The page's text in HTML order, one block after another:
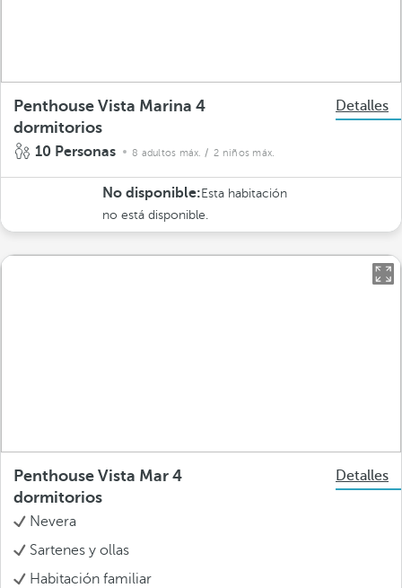
Penthouse Vista Marina 4
dormitorios
Detalles
10 Personas 8 adultos máx. / 2 niños máx.
No disponible: Esta habitación
no está disponible.
Penthouse Vista Mar 4
dormitorios
Detalles
Nevera
Sartenes y ollas
Habitación familiar